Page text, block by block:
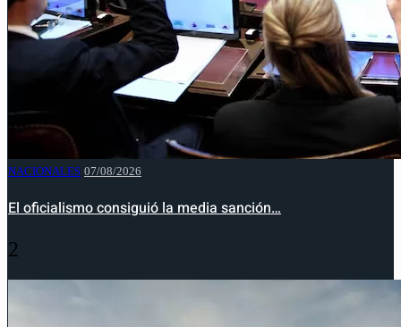
NACIONALES 07/08/2026
El oficialismo consiguió la media sanción…
2